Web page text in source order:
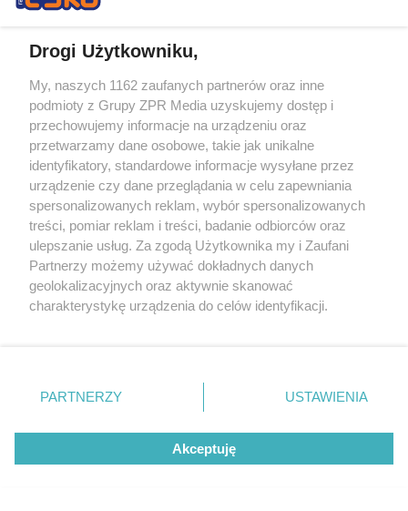
Drogi Użytkowniku,
My, naszych 1162 zaufanych partnerów oraz inne
podmioty z Grupy ZPR Media uzyskujemy dostęp i
przechowujemy informacje na urządzeniu oraz
przetwarzamy dane osobowe, takie jak unikalne
identyfikatory, standardowe informacje wysyłane przez
urządzenie czy dane przeglądania w celu zapewniania
spersonalizowanych reklam, wybór spersonalizowanych
treści, pomiar reklam i treści, badanie odbiorców oraz
ulepszanie usług. Za zgodą Użytkownika my i Zaufani
Partnerzy możemy używać dokładnych danych
geolokalizacyjnych oraz aktywnie skanować
charakterystykę urządzenia do celów identyfikacji.
zmienić/wycofać klikając przycisk ustawień prywatności
znajdujący się w lewym dolnym rogu strony
rodzaje przetwarzania danych nie wymagają zgody
użytkownika, ale masz prawo sprzeciwić się takiemu
przetwarzaniu. Preferencje będą miały zastosowanie tylko
PARTNERZY USTAWIENIA
Akceptuję